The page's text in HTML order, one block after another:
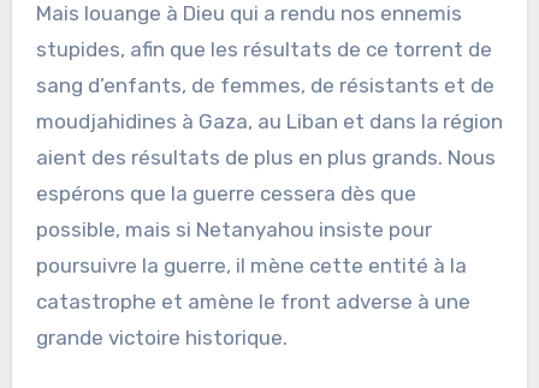
Mais louange à Dieu qui a rendu nos ennemis
stupides, afin que les résultats de ce torrent de
sang d’enfants, de femmes, de résistants et de
moudjahidines à Gaza, au Liban et dans la région
aient des résultats de plus en plus grands. Nous
espérons que la guerre cessera dès que
possible, mais si Netanyahou insiste pour
poursuivre la guerre, il mène cette entité à la
catastrophe et amène le front adverse à une
grande victoire historique.